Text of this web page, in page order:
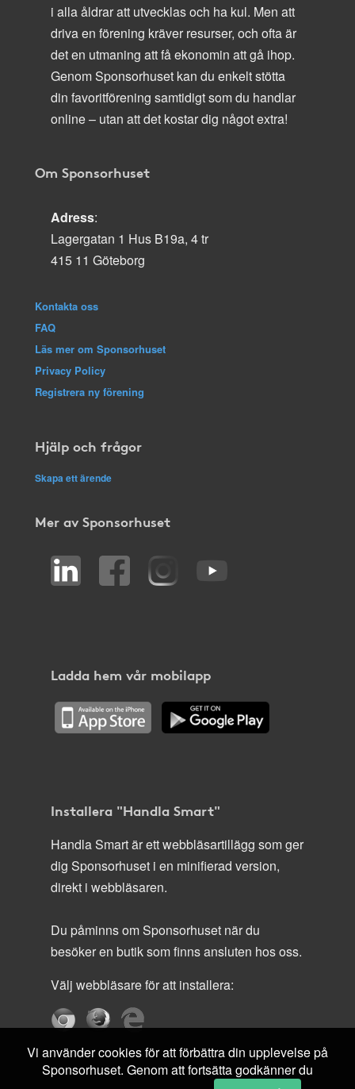
i alla åldrar att utvecklas och ha kul. Men att
driva en förening kräver resurser, och ofta är
det en utmaning att få ekonomin att gå ihop.
Genom Sponsorhuset kan du enkelt stötta
din favoritförening samtidigt som du handlar
online – utan att det kostar dig något extra!
Om Sponsorhuset
Adress:
Lagergatan 1 Hus B19a, 4 tr
415 11 Göteborg
Kontakta oss
FAQ
Läs mer om Sponsorhuset
Privacy Policy
Registrera ny förening
Hjälp och frågor
Skapa ett ärende
Mer av Sponsorhuset
Ladda hem vår mobilapp
Installera "Handla Smart"
Handla Smart är ett webbläsartillägg som ger
dig Sponsorhuset i en minifierad version,
direkt i webbläsaren.
Du påminns om Sponsorhuset när du
besöker en butik som finns ansluten hos oss.
Välj webbläsare för att installera:
Vi använder cookies för att förbättra din upplevelse på
Sponsorhuset. Genom att fortsätta godkänner du